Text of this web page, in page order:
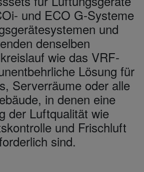
und ECO G-Systeme
und
denselben
wie das VRF-
Lösung für
Serverräume oder alle
in denen eine
der Luftqualität wie
und Frischluft
sind.